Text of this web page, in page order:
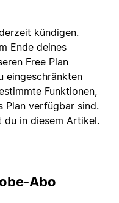
kündigen.
Ende deines
Free Plan
eingeschränkten
Funktionen,
Plan verfügbar sind.
du in diesem Artikel.
Abo